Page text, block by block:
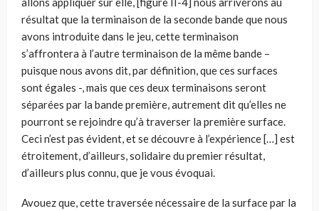
résultat que la termi­naison de la seconde bande que nous
avons introduite dans le jeu, cette termi­naison
s’affrontera à l’autre terminaison de la même bande –
puisque nous avons dit, par définition, que ces surfaces
sont égales -, mais que ces deux ter­minaisons seront
séparées par la bande première, autrement dit qu’elles ne
pourront se rejoindre qu’à traverser la première surface.
Ceci n’est pas évident, et se découvre à l’expérience […] est
étroitement, d’ailleurs, solidaire du pre­mier résultat,
d’ailleurs plus connu, que je vous évoquai.
Avouez que, cette traversée nécessaire de la surface par la